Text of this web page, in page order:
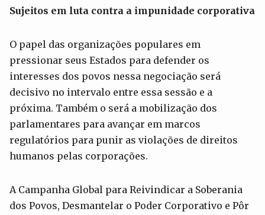
Sujeitos em luta contra a impunidade corporativa
O papel das organizações populares em
pressionar seus Estados para defender os
interesses dos povos nessa negociação será
decisivo no intervalo entre essa sessão e a
próxima. Também o será a mobilização dos
parlamentares para avançar em marcos
regulatórios para punir as violações de direitos
humanos pelas corporações.
A Campanha Global para Reivindicar a Soberania
dos Povos, Desmantelar o Poder Corporativo e Pôr